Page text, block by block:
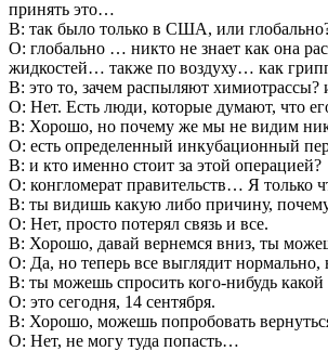
принять это…
В: так было только в США, или глобально?
О: глобально … никто не знает как она
жидкостей… также по воздуху… как
В: это то, зачем распыляют химиотрассы?
О: Нет. Есть люди, которые думают, что
В: Хорошо, но почему же мы не видим
О: есть определенный инкубационный
В: и кто именно стоит за этой операцией?
О: конгломерат правительств… Я только
В: ты видишь какую либо причину, почему
О: Нет, просто потерял связь и все.
В: Хорошо, давай вернемся вниз, ты
О: Да, но теперь все выглядит нормально,
В: ты можешь спросить кого-нибудь какой
О: это сегодня, 14 сентября.
В: Хорошо, можешь попробовать
О: Нет, не могу туда попасть…